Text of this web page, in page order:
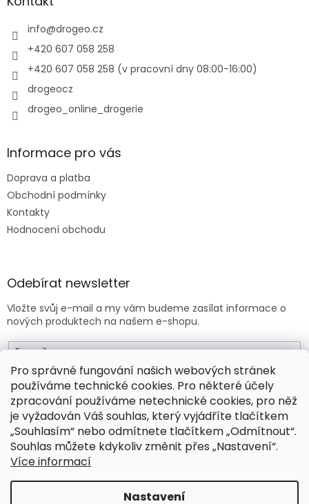
Pro správné fungování našich webových stránek
používáme technické cookies. Pro některé účely
zpracování používáme netechnické cookies, pro něž
je vyžadován Váš souhlas, který vyjádříte tlačítkem
„Souhlasím“ nebo odmítnete tlačítkem „Odmítnout“.
Souhlas můžete kdykoliv změnit přes „Nastavení“.
Více informací
Nastavení
info@drogeo.cz
+420 607 058 258
+420 607 058 258 (v pracovní dny 08:00-16:00)
drogeocz
drogeo_online_drogerie
Informace pro vás
Doprava a platba
Obchodní podmínky
Kontakty
Hodnocení obchodu
Odebírat newsletter
Vložte svůj e-mail a my vám budeme zasílat informace o
nových produktech na našem e-shopu.
E-mail
Vložením e-mailu souhlasíte sobchodními podmínkami .
PŘIHLÁSIT SE
Vytvořil Shoptet Premium